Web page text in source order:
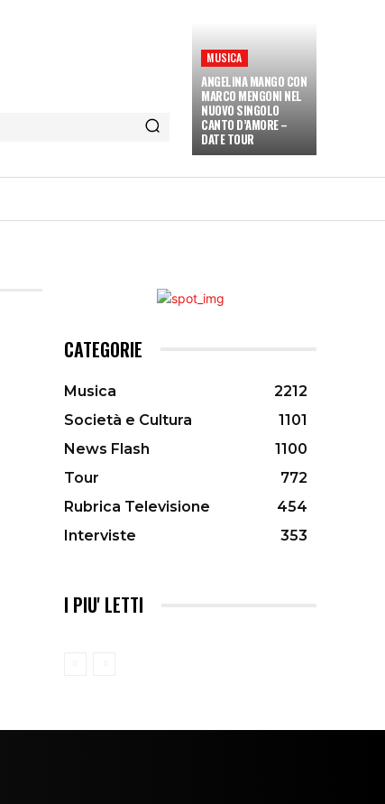
MUSICA
ANGELINA MANGO CON
MARCO MENGONI NEL
NUOVO SINGOLO
CANTO D’AMORE –
DATE TOUR
CATEGORIE
Musica
2212
Società e Cultura
1101
News Flash
1100
Tour
772
Rubrica Televisione
454
Interviste
353
I PIU' LETTI